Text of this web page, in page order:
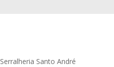
Serralheria Santo André